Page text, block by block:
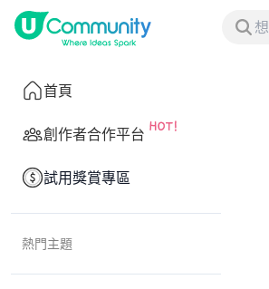
首頁
創作者合作平台
試用獎賞專區
熱門主題